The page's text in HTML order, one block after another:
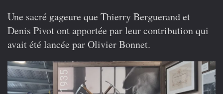
Une sacré gageure que Thierry Berguerand et
Denis Pivot ont apportée par leur contribution qui
avait été lancée par Olivier Bonnet.